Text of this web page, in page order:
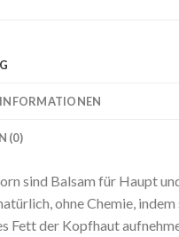
(0)
sind Balsam für Haupt
ohne Chemie, indem
Fett der Kopfhaut